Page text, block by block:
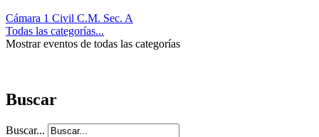
Cámara 1 Civil C.M. Sec. A
Todas las categorías...
Mostrar eventos de todas las categorías
Buscar
Buscar...